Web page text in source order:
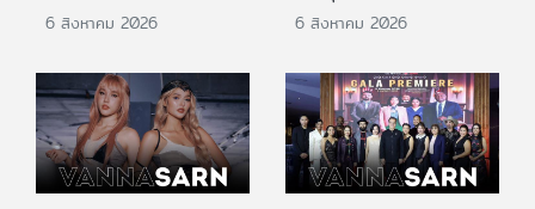
6 สิงหาคม 2026 6 สิงหาคม 2026